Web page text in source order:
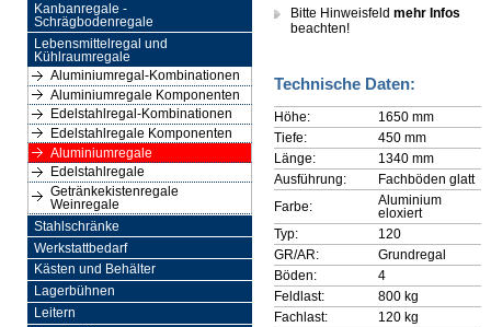
Kanbanregale -
Schrägbodenregale
Lebensmittelregal und
Kühlraumregale
Aluminiumregal-Kombinationen
Aluminiumregale Komponenten
Edelstahlregal-Kombinationen
Edelstahlregale Komponenten
Aluminiumregale
Edelstahlregale
Getränkekistenregale
Weinregale
Stahlschränke
Werkstattbedarf
Kästen und Behälter
Lagerbühnen
Leitern
Bitte Hinweisfeld mehr Infos
beachten!
Technische Daten:
Höhe:
1650 mm
Tiefe:
450 mm
Länge:
1340 mm
Ausführung:
Fachböden glatt
Farbe:
Aluminium
eloxiert
Typ:
120
GR/AR:
Grundregal
Böden:
4
Feldlast:
800 kg
Fachlast:
120 kg